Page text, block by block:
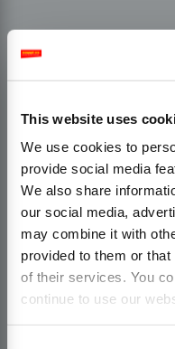
This website uses
We use cookies to
provide social media
We also share
our social media,
may combine it with
provided to them or
of their services. You
continue to use our